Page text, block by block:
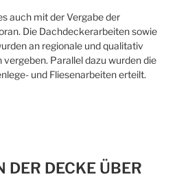
auch mit der Vergabe der
Die Dachdeckerarbeiten sowie
an regionale und qualitativ
Parallel dazu wurden die
und Fliesenarbeiten erteilt.
DER DECKE ÜBER